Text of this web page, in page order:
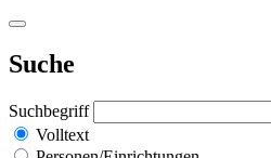
Suche
Suchbegriff
Volltext